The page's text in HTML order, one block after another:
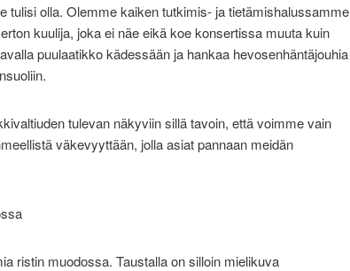
tulisi olla. Olemme kaiken tutkimis- ja tietämishalussamme
kuulija, joka ei näe eikä koe konsertissa muuta kuin
puulaatikko kädessään ja hankaa hevosenhäntäjouhia
tulevan näkyviin sillä tavoin, että voimme vain
väkevyyttään, jolla asiat pannaan meidän
ristin muodossa. Taustalla on silloin mielikuva